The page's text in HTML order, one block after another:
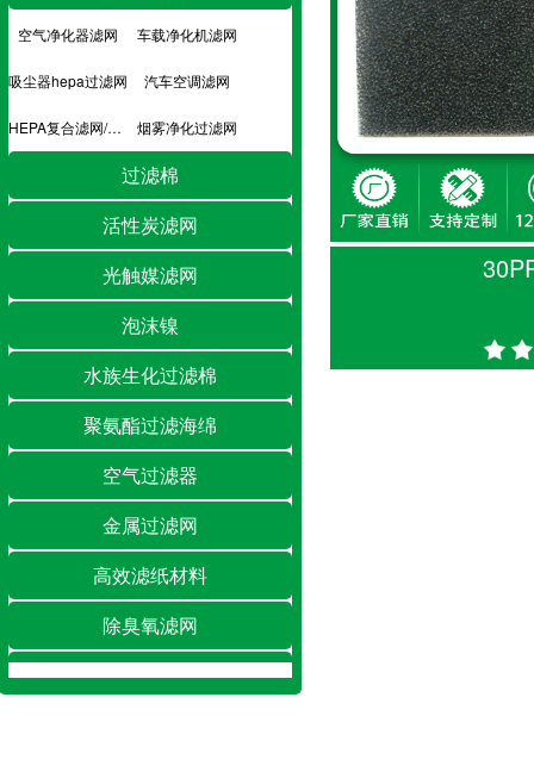
空气净化器滤网 车载净化机滤网
吸尘器hepa过滤网 汽车空调滤网
HEPA复合滤网/hepa滤芯 烟雾净化过滤网
过滤棉
活性炭滤网
光触媒滤网
泡沫镍
水族生化过滤棉
聚氨酯过滤海绵
空气过滤器
金属过滤网
高效滤纸材料
除臭氧滤网
除湿/加湿滤网